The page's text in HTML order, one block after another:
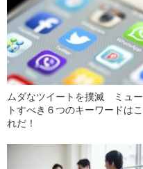
ムダなツイートを撲滅 ミュー
トすべき６つのキーワードはこ
れだ！